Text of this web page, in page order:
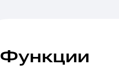
Функции